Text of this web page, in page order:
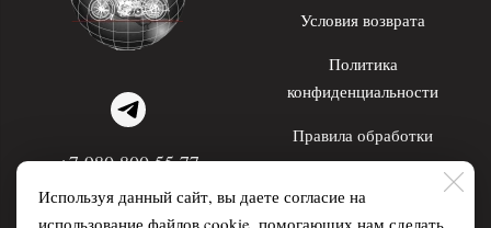
Используя данный сайт, вы даете согласие на
+7 980 800 55 77
WhatsApp; Telegram
Условия возврата
Политика
конфиденциальности
Правила обработки
персональных данных